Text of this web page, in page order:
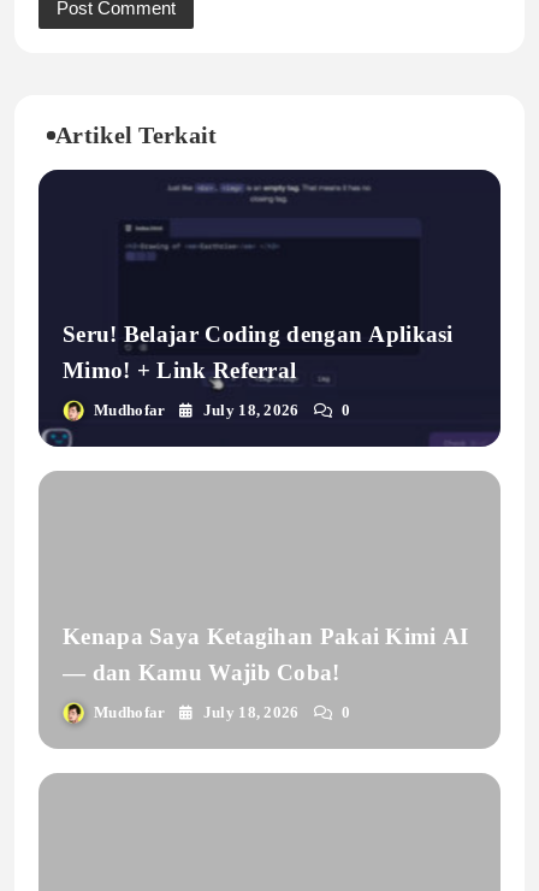
Artikel Terkait
Seru! Belajar Coding dengan Aplikasi
Mimo! + Link Referral
Mudhofar July 18, 2026 0
Kenapa Saya Ketagihan Pakai Kimi AI
— dan Kamu Wajib Coba!
Mudhofar July 18, 2026 0